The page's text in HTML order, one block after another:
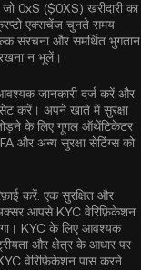
0xS ($0XS) खरीदारी का
एक्सचेंज चुनते समय
संरचना और समर्थित भुगतान
रखना न भूलें।
जानकारी दर्ज करें और
सेट करें। अपने खाते में सुरक्षा
के लिए गूगल ऑथेंटिकेटर
और अन्य सुरक्षा सेटिंग्स को
करें: एक सुरक्षित और
आपसेKYC वेरिफ़िकेशन
KYC के लिए आवश्यक
और क्षेत्र के आधार पर
वेरिफ़िकेशन पास करने